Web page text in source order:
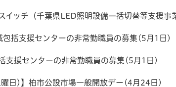
イッチ（千葉県LED照明設備一括切替等支援
包括支援センターの非常勤職員の募集(5月1日)
支援センターの非常勤職員の募集(5月1日)
曜日)】柏市公設市場一般開放デー(4月24日)